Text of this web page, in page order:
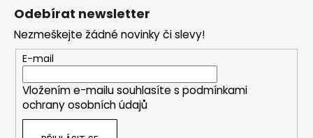
Odebírat newsletter
Nezmeškejte žádné novinky či slevy!
E-mail
Vložením e-mailu souhlasíte s podmínkami
ochrany osobních údajů